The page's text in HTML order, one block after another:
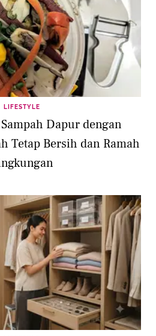
LIFESTYLE
Dapur dengan
Tetap Bersih dan Ramah